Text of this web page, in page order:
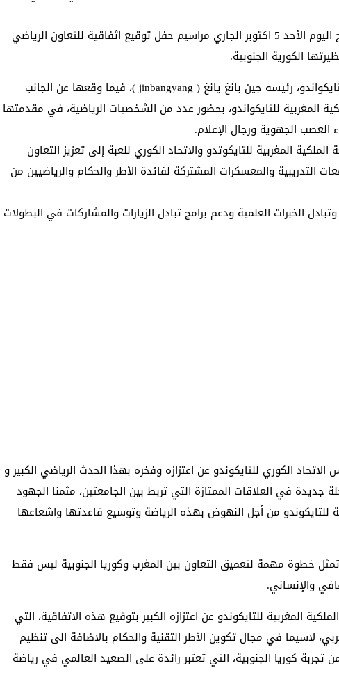
شهدت عاصمة المملكة المغربية الرباط صباح اليوم الأحد 5 اكتوبر الجاري مراسيم حفل توقيع اثفاقية للتعاون الرياضي
الكورية الجنوبية.
وقع الاتفاقية عن الجانب الكوري الجنوبي للتايكواندو، رئيسه جين بانغ يانغ ( jinbangyang )، فيما وقعها عن الجانب
المغربية للتايكواندو، بحضور عدد من الشخصيات الرياضية، في مقدمتها
الجهوية ورجال الإعلام.
المغربية للتايكوتدو والاتحاد الكوري للعبة إلى تعزيز التعاون
التدريبية والمعسكرات المشتركة لفائدة الأطر والحكام والرياضيين من
الخبرات العلمية ودعم برامج تبادل الزيارات والمشاركات في البطولات
الكوري للتايكوندو عن اعتزازه وفخره بهذا الحدث الرياضي الكبير و
جديدة في العلاقات الممتازة التي تربط بين الجامعتين، مثمنا الجهود
للتايكوندو من أجل النهوض بهذه الرياضة وتوسيع قاعدتها واشعاعها
تمثل خطوة مهمة لتعميق التعاون بين المغرب وكوريا الجنوبية ليس فقط
والإنساني.
المغربية للتايكوندو عن اعتزازه الكبير بتوقيع هذه الاتفاقية، التي
لاسيما في مجال تكوين الأطر التقنية والحكام بالاضافة الى تنظيم
كوريا الجنوبية، التي تعتبر رائدة على الصعيد العالمي في رياضة